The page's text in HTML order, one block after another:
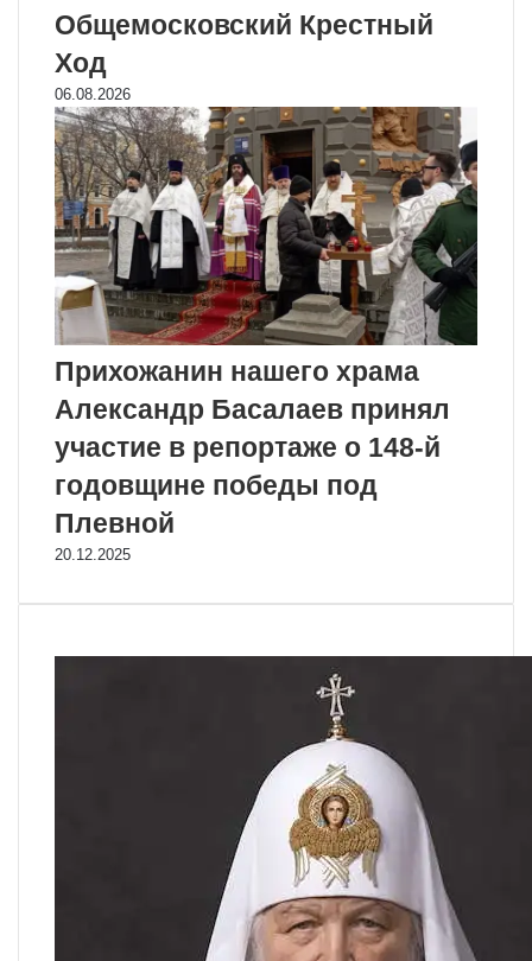
Общемосковский Крестный
Ход
06.08.2026
Прихожанин нашего храма
Александр Басалаев принял
участие в репортаже о 148-й
годовщине победы под
Плевной
20.12.2025